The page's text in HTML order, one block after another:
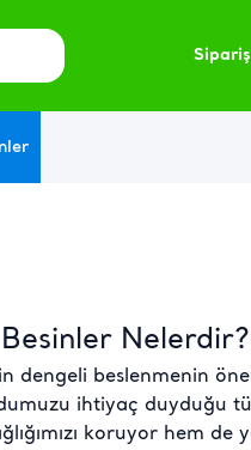
Nelerdir?
dengeli beslenmenin
ihtiyaç duyduğu
koruyor hem de